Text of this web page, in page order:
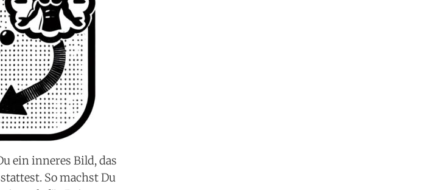
ein inneres Bild, das
So machst Du